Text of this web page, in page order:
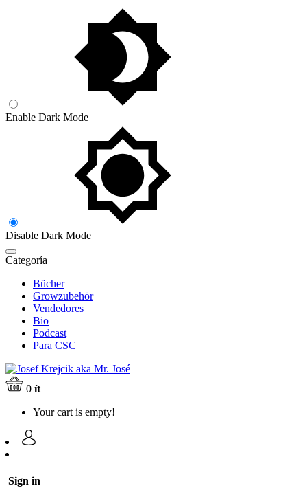
Enable Dark Mode
Disable Dark Mode
Categoría
Bücher
Growzubehör
Vendedores
Bio
Podcast
Para CSC
0 ít
Your cart is empty!
Sign in